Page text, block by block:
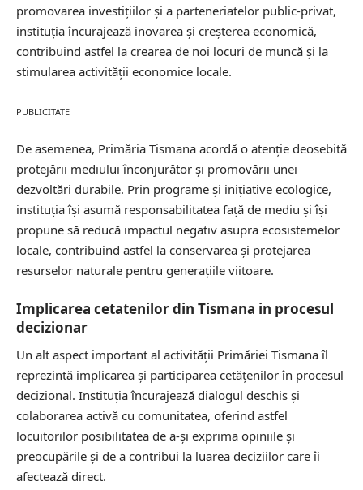
promovarea investițiilor și a parteneriatelor public-privat,
instituția încurajează inovarea și creșterea economică,
contribuind astfel la crearea de noi locuri de muncă și la
stimularea activității economice locale.
PUBLICITATE
De asemenea, Primăria Tismana acordă o atenție deosebită
protejării mediului înconjurător și promovării unei
dezvoltări durabile. Prin programe și inițiative ecologice,
instituția își asumă responsabilitatea față de mediu și își
propune să reducă impactul negativ asupra ecosistemelor
locale, contribuind astfel la conservarea și protejarea
resurselor naturale pentru generațiile viitoare.
Implicarea cetatenilor din Tismana in procesul
decizionar
Un alt aspect important al activității Primăriei Tismana îl
reprezintă implicarea și participarea cetățenilor în procesul
decizional. Instituția încurajează dialogul deschis și
colaborarea activă cu comunitatea, oferind astfel
locuitorilor posibilitatea de a-și exprima opiniile și
preocupările și de a contribui la luarea deciziilor care îi
afectează direct.